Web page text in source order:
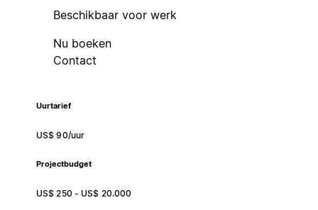
Beschikbaar voor werk
Nu boeken
Contact
Uurtarief
US$ 90/uur
Projectbudget
US$ 250 - US$ 20.000